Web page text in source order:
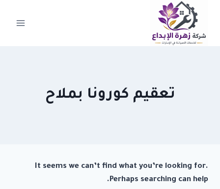
التجاوز
المحتوى
تعقيم كورونا بملاح
It seems we can’t find what you’re looking for.
Perhaps searching can help.